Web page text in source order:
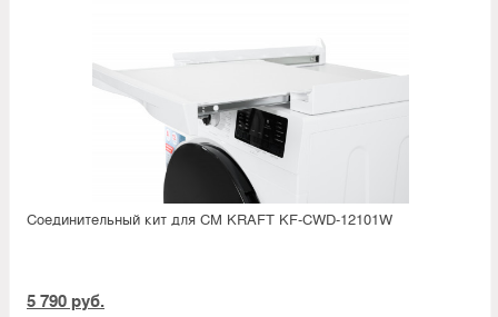
Соединительный кит для СМ KRAFT KF-CWD-12101W
5 790 руб.